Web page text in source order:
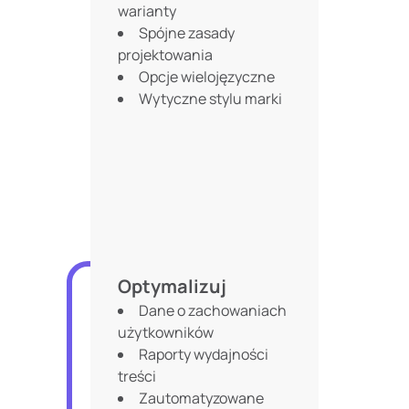
warianty
Spójne zasady
projektowania
Opcje wielojęzyczne
Wytyczne stylu marki
Optymalizuj
Dane o zachowaniach
użytkowników
Raporty wydajności
treści
Zautomatyzowane